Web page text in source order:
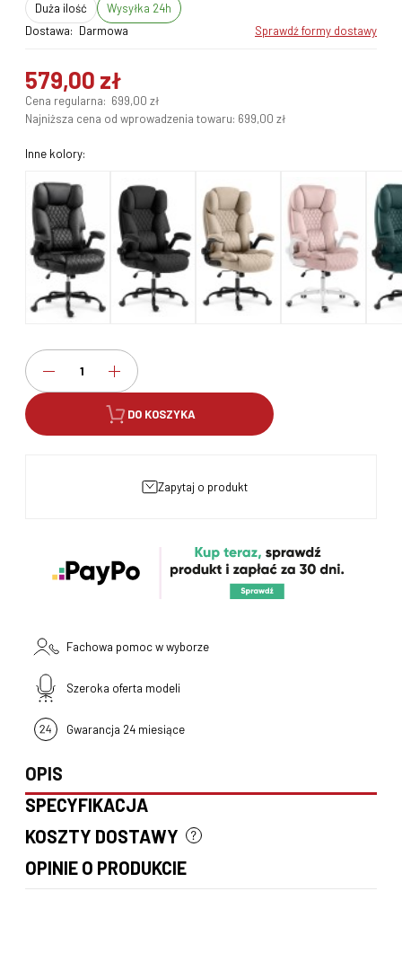
duża ilość
Wysyłka 24h
Dostawa:
Darmowa sprawdź formy dostawy
579,00 zł
Cena regularna: 699,00 zł
Najniższa cena od wprowadzenia towaru: 699,00 zł
Inne kolory:
DO KOSZYKA
zapytaj o produkt
Fachowa pomoc w wyborze
Szeroka oferta modeli
Gwarancja 24 miesiące
OPIS
SPECYFIKACJA
KOSZTY DOSTAWY
OPINIE O PRODUKCIE